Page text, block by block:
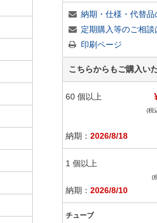
納期・仕様・代替品
定期購入等のご相談
印刷ページ
こちらからもご購入い
60 個以上
(税
納期： 2026/8/18
1 個以上
(
納期： 2026/8/10
チューブ